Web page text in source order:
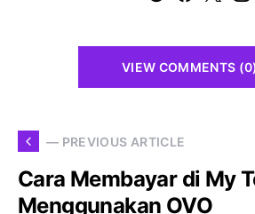
VIEW COMMENTS (0)
— PREVIOUS ARTICLE
Cara Membayar di My
Menggunakan OVO